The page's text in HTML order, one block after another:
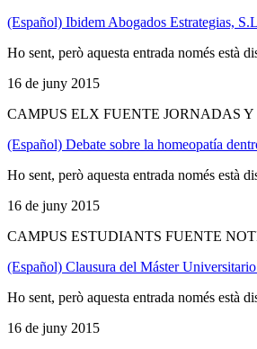
(Español) Ibidem Abogados Estrategias,
Ho sent, però aquesta entrada només està
16 de juny 2015
CAMPUS ELX FUENTE JORNADAS
(Español) Debate sobre la homeopatía
Ho sent, però aquesta entrada només està
16 de juny 2015
CAMPUS ESTUDIANTS FUENTE
(Español) Clausura del Máster
Ho sent, però aquesta entrada només està
16 de juny 2015